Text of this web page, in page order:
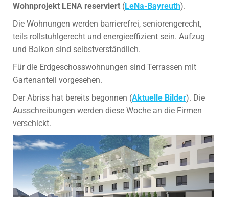
Wohnprojekt LENA reserviert (LeNa-Bayreuth).
Die Wohnungen werden barrierefrei, seniorengerecht,
teils rollstuhlgerecht und energieeffizient sein. Aufzug
und Balkon sind selbstverständlich.
Für die Erdgeschosswohnungen sind Terrassen mit
Gartenanteil vorgesehen.
Der Abriss hat bereits begonnen (Aktuelle Bilder). Die
Ausschreibungen werden diese Woche an die Firmen
verschickt.